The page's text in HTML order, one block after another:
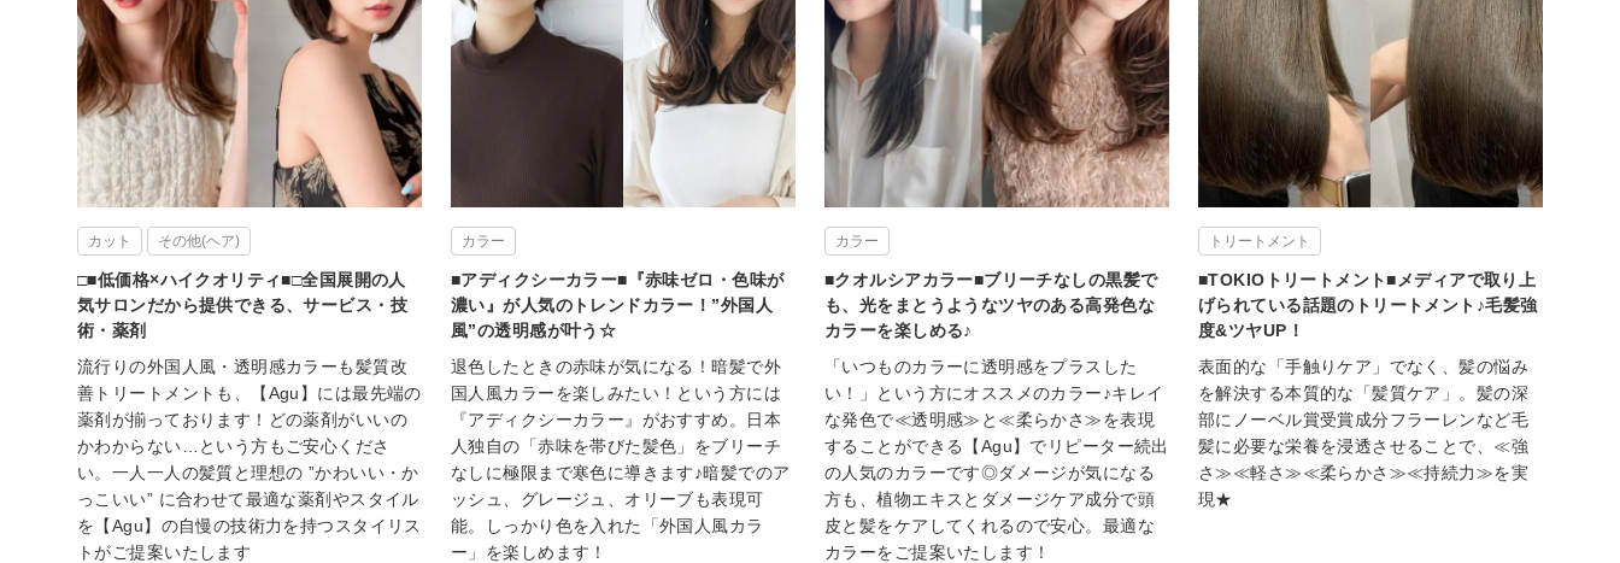
カット その他(ヘア)
□■低価格×ハイクオリティ■□全国展開の人
気サロンだから提供できる、サービス・技
術・薬剤
流行りの外国人風・透明感カラーも髪質改
善トリートメントも、【Agu】には最先端の
薬剤が揃っております！どの薬剤がいいの
かわからない…という方もご安心くださ
い。一人一人の髪質と理想の ”かわいい・か
っこいい” に合わせて最適な薬剤やスタイル
を【Agu】の自慢の技術力を持つスタイリス
トがご提案いたします
カラー
■アディクシーカラー■『赤味ゼロ・色味が
濃い』が人気のトレンドカラー！”外国人
風”の透明感が叶う☆
退色したときの赤味が気になる！暗髪で外
国人風カラーを楽しみたい！という方には
『アディクシーカラー』がおすすめ。日本
人独自の「赤味を帯びた髪色」をブリーチ
なしに極限まで寒色に導きます♪暗髪でのア
ッシュ、グレージュ、オリーブも表現可
能。しっかり色を入れた「外国人風カラ
ー」を楽しめます！
カラー
■クオルシアカラー■ブリーチなしの黒髪で
も、光をまとうようなツヤのある高発色な
カラーを楽しめる♪
「いつものカラーに透明感をプラスした
い！」という方にオススメのカラー♪キレイ
な発色で≪透明感≫と≪柔らかさ≫を表現
することができる【Agu】でリピーター続出
の人気のカラーです◎ダメージが気になる
方も、植物エキスとダメージケア成分で頭
皮と髪をケアしてくれるので安心。最適な
カラーをご提案いたします！
トリートメント
■TOKIOトリートメント■メディアで取り上
げられている話題のトリートメント♪毛髪強
度&ツヤUP！
表面的な「手触りケア」でなく、髪の悩み
を解決する本質的な「髪質ケア」。髪の深
部にノーベル賞受賞成分フラーレンなど毛
髪に必要な栄養を浸透させることで、≪強
さ≫≪軽さ≫≪柔らかさ≫≪持続力≫を実
現★